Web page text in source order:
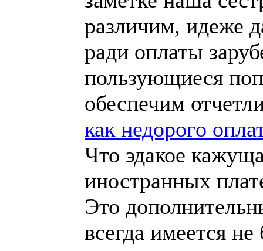
различим, идеже
ради оплаты
пользующиеся
обеспечим
как недорого
Что эдакое
иностранных
Это
всегда имеется